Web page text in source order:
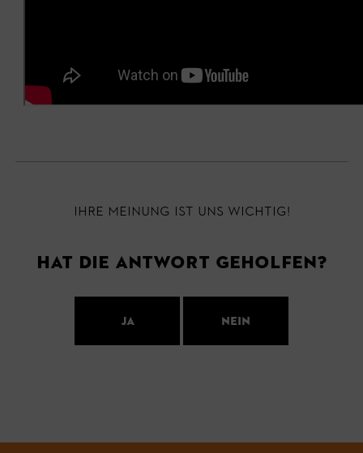
Ihre Meinung ist uns wichtig!
Hat die Antwort geholfen?
Ja Nein